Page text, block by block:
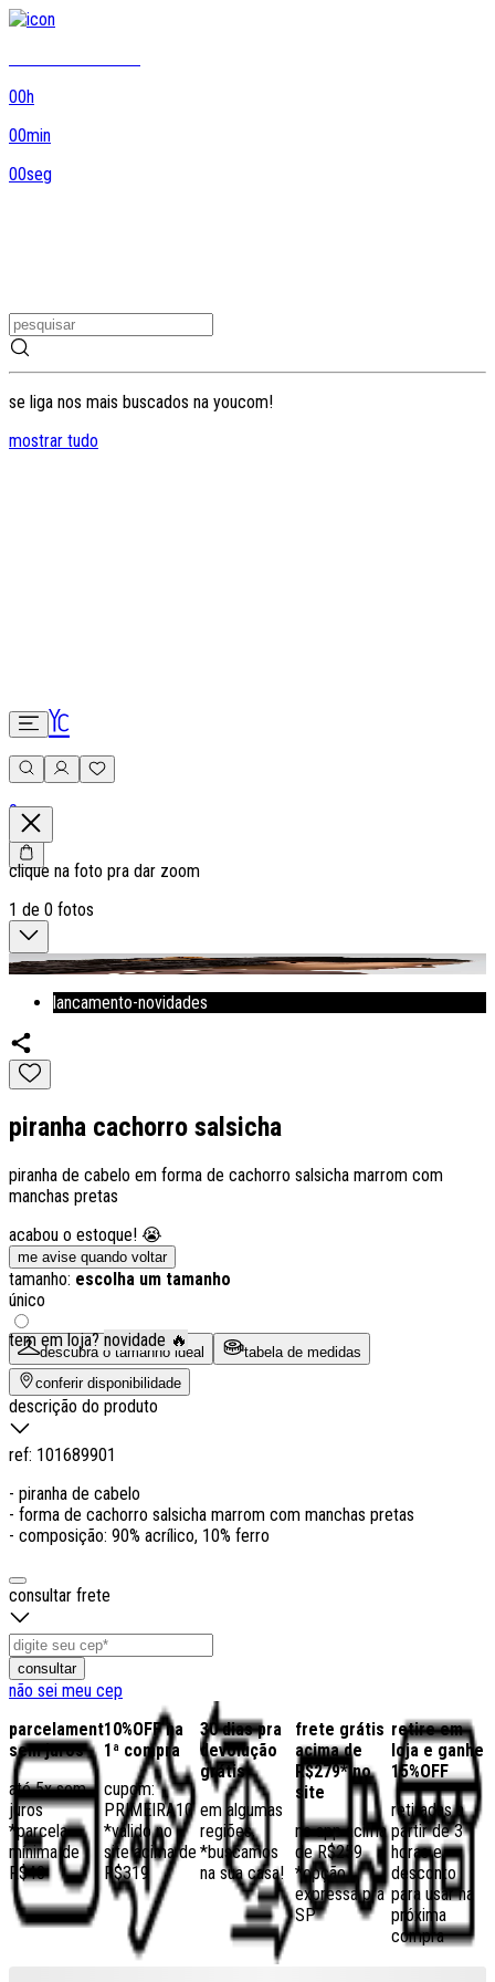
00h
00min
00seg
se liga nos mais buscados na youcom!
mostrar tudo
0
clique na foto pra dar zoom
1 de 0 fotos
lancamento-novidades
piranha cachorro salsicha
piranha de cabelo em forma de cachorro salsicha marrom com
manchas pretas
acabou o estoque! 😭
me avise quando voltar
tamanho: escolha um tamanho
único
descubra o tamanho ideal tabela de medidas
tem em loja? novidade 🔥
conferir disponibilidade
descrição do produto
ref: 101689901
- piranha de cabelo
- forma de cachorro salsicha marrom com manchas pretas
- composição: 90% acrílico, 10% ferro
consultar frete
consultar
não sei meu cep
parcelamento
sem juros
até 5x sem
juros
*parcela
mínima de
R$40
10%OFF na
1ª compra
cupom:
PRIMEIRA10
*válido no
site acima de
R$319
30 dias pra
devolução
grátis
em algumas
regiões,
*buscamos
na sua casa!
frete grátis
acima de
R$279* no
site
no app acima
de R$259
*opção
expressa pra
SP
retire em
loja e ganhe
15%OFF
retiradas a
partir de 3
horas e
desconto
para usar na
próxima
compra